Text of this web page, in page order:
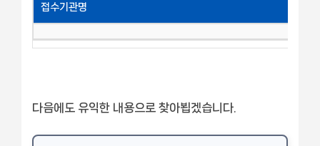
접수기관명
다음에도 유익한 내용으로 찾아뵙겠습니다.